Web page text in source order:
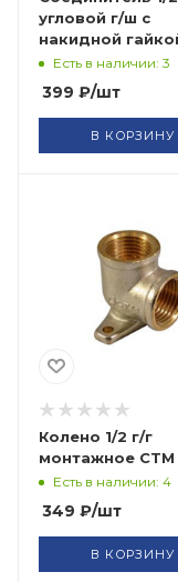
угловой г/ш с
Есть в наличии: 3
399 ₽/шт
В КОРЗИНУ
Колено 1/2 г/г
монтажное СТМ
Есть в наличии: 4
349 ₽/шт
В КОРЗИНУ